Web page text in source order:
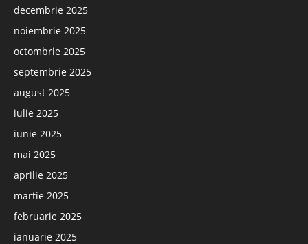
decembrie 2025
noiembrie 2025
octombrie 2025
septembrie 2025
august 2025
iulie 2025
iunie 2025
mai 2025
aprilie 2025
martie 2025
februarie 2025
ianuarie 2025